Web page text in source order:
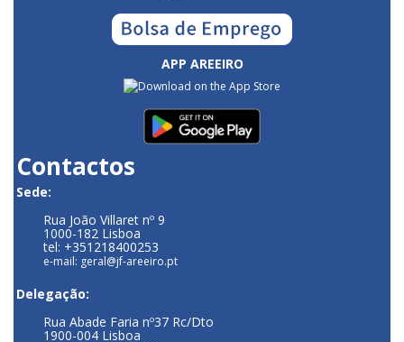
APP AREEIRO
Contactos
Sede:
Rua João Villaret nº 9
1000-182 Lisboa
tel: +351218400253
e-mail: geral@jf-areeiro.pt
Delegação:
Rua Abade Faria nº37 Rc/Dto
1900-004 Lisboa